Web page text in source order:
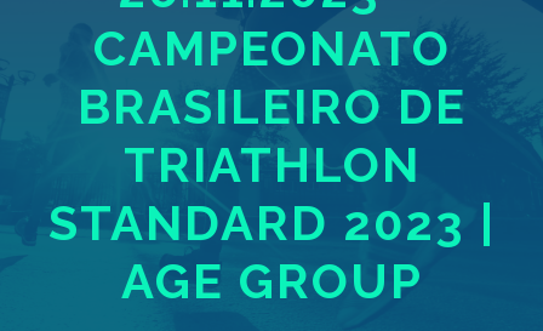
CAMPEONATO
BRASILEIRO DE
TRIATHLON
STANDARD 2023 |
AGE GROUP